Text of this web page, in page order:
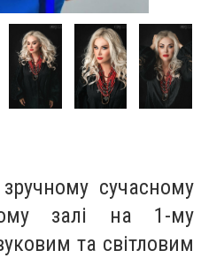
зручному сучасному
залі на 1-му
та світловим